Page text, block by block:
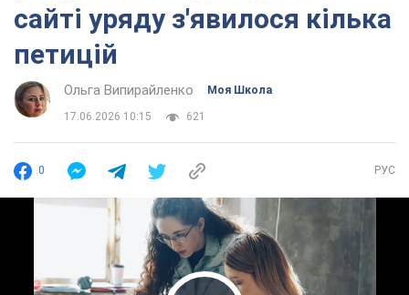
сайті уряду з'явилося кілька
петицій
Ольга Випирайленко Моя Школа
17.06.2026 10:15 621
0 РУС